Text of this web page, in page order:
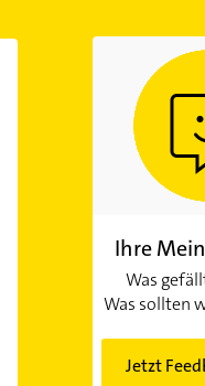
Ihre
Was
Was sollten
Jetzt